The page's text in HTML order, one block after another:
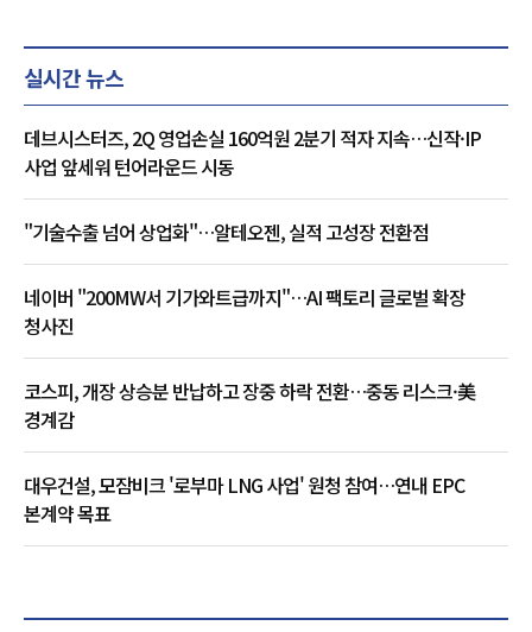
실시간 뉴스
데브시스터즈, 2Q 영업손실 160억원 2분기 적자 지속…신작·IP
사업 앞세워 턴어라운드 시동
"기술수출 넘어 상업화"…알테오젠, 실적 고성장 전환점
네이버 "200MW서 기가와트급까지"…AI 팩토리 글로벌 확장
청사진
코스피, 개장 상승분 반납하고 장중 하락 전환…중동 리스크·美
경계감
대우건설, 모잠비크 '로부마 LNG 사업' 원청 참여…연내 EPC
본계약 목표